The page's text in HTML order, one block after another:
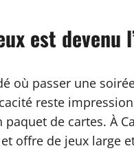
est devenu
où passer une
reste
paquet de cartes.
offre de jeux large